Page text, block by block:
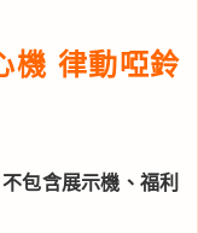
機 律動啞鈴
包含展示機、福利